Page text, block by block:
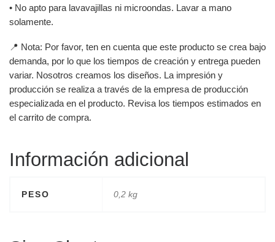
• No apto para lavavajillas ni microondas. Lavar a mano
solamente.
📍 Nota: Por favor, ten en cuenta que este producto se crea bajo
demanda, por lo que los tiempos de creación y entrega pueden
variar. Nosotros creamos los diseños. La impresión y
producción se realiza a través de la empresa de producción
especializada en el producto. Revisa los tiempos estimados en
el carrito de compra.
Información adicional
PESO 0,2 kg